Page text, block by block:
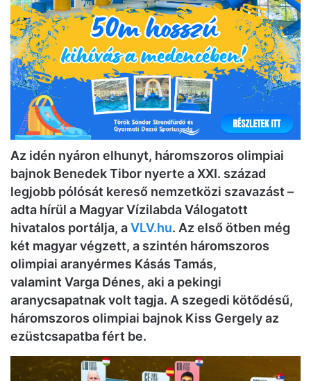
Az idén nyáron elhunyt, háromszoros olimpiai
bajnok Benedek Tibor nyerte a XXI. század
legjobb pólósát kereső nemzetközi szavazást –
adta hírül a Magyar Vízilabda Válogatott
hivatalos portálja, aVLV.hu. Az első ötben még
két magyar végzett, a szintén háromszoros
olimpiai aranyérmes Kásás Tamás,
valamint Varga Dénes, aki a pekingi
aranycsapatnak volt tagja. A szegedi kötődésű,
háromszoros olimpiai bajnok Kiss Gergely az
ezüstcsapatba fért be.